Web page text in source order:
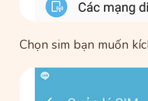
Chọn sim bạn muốn